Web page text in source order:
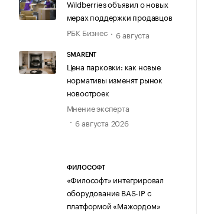
Wildberries объявил о новых
мерах поддержки продавцов
РБК Бизнес
6 августа
SMARENT
Цена парковки: как новые
нормативы изменят рынок
новостроек
Мнение эксперта
6 августа 2026
ФИЛОСОФТ
«Философт» интегрировал
оборудование BAS-IP с
платформой «Мажордом»